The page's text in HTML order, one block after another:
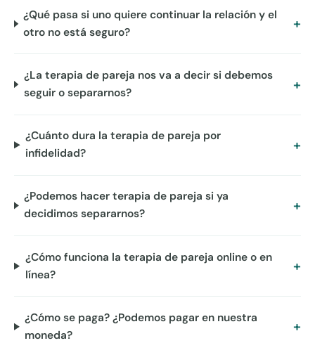
¿Qué pasa si uno quiere continuar la relación y el
otro no está seguro?
¿La terapia de pareja nos va a decir si debemos
seguir o separarnos?
¿Cuánto dura la terapia de pareja por
infidelidad?
¿Podemos hacer terapia de pareja si ya
decidimos separarnos?
¿Cómo funciona la terapia de pareja online o en
línea?
¿Cómo se paga? ¿Podemos pagar en nuestra
moneda?